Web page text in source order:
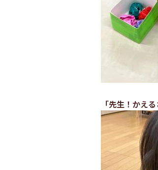
「先生！かえ